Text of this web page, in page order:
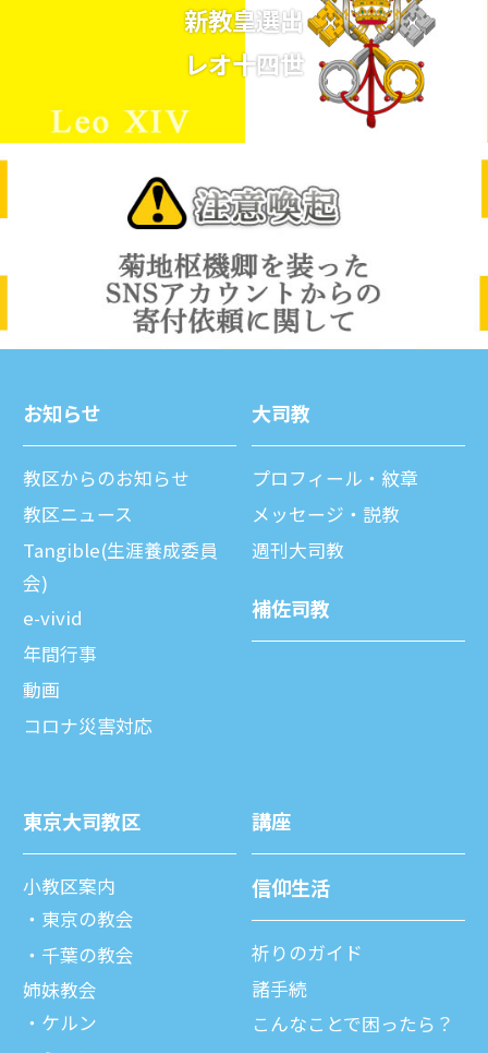
新教皇選出
レオ十四世
お知らせ
教区からのお知らせ
教区ニュース
Tangible(生涯養成委員
会)
e-vivid
年間⾏事
動画
コロナ災害対応
⼤司教
プロフィール・紋章
メッセージ・説教
週刊⼤司教
補佐司教
東京⼤司教区
⼩教区案内
東京の教会
千葉の教会
姉妹教会
ケルン
講座
信仰⽣活
祈りのガイド
諸⼿続
こんなことで困ったら？